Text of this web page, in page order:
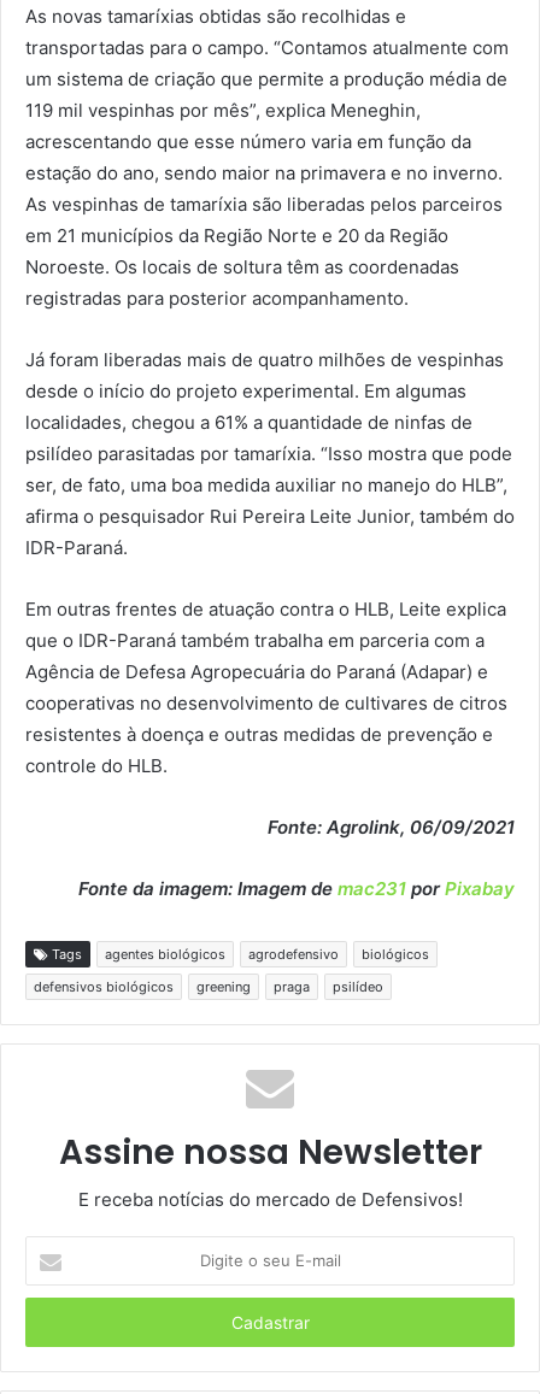
As novas tamaríxias obtidas são recolhidas e
transportadas para o campo. “Contamos atualmente com
um sistema de criação que permite a produção média de
119 mil vespinhas por mês”, explica Meneghin,
acrescentando que esse número varia em função da
estação do ano, sendo maior na primavera e no inverno.
As vespinhas de tamaríxia são liberadas pelos parceiros
em 21 municípios da Região Norte e 20 da Região
Noroeste. Os locais de soltura têm as coordenadas
registradas para posterior acompanhamento.
Já foram liberadas mais de quatro milhões de vespinhas
desde o início do projeto experimental. Em algumas
localidades, chegou a 61% a quantidade de ninfas de
psilídeo parasitadas por tamaríxia. “Isso mostra que pode
ser, de fato, uma boa medida auxiliar no manejo do HLB”,
afirma o pesquisador Rui Pereira Leite Junior, também do
IDR-Paraná.
Em outras frentes de atuação contra o HLB, Leite explica
que o IDR-Paraná também trabalha em parceria com a
Agência de Defesa Agropecuária do Paraná (Adapar) e
cooperativas no desenvolvimento de cultivares de citros
resistentes à doença e outras medidas de prevenção e
controle do HLB.
Fonte: Agrolink, 06/09/2021
Fonte da imagem: Imagem de mac231 porPixabay
Tags agentes biológicos agrodefensivo
biológicos
defensivos biológicos
greening praga psilídeo
Assine nossa Newsletter
E receba notícias do mercado de Defensivos!
seu
mail